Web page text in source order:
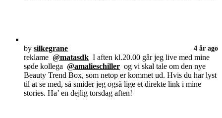
by silkegrane 4 år ago
reklame @matasdk I aften kl.20.00 går jeg live med mine
søde kollega @amalieschiller og vi skal tale om den nye
Beauty Trend Box, som netop er kommet ud. Hvis du har lyst
til at se med, så smider jeg også lige et direkte link i mine
stories. Ha’ en dejlig torsdag aften!